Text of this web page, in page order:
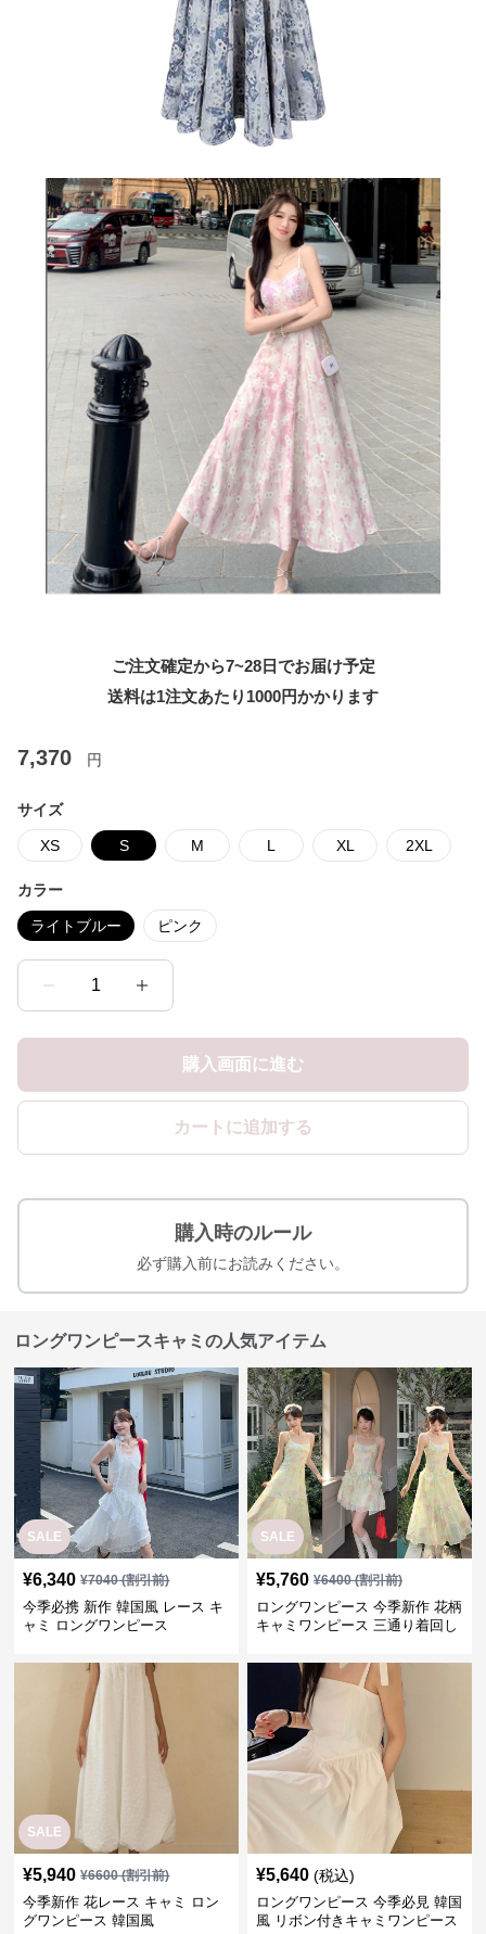
ご注文確定から7~28日でお届け予定
送料は1注文あたり 1000円かかります
7,370 円
サイズ
XS S M L XL 2XL
カラー
ライトブルー ピンク
1
購入画面に進む
カートに追加する
購入時のルール
必ず購入前にお読みください。
ロングワンピースキャミの人気アイテム
SALE
¥6,340 ¥7040(割引前)
今季必携 新作 韓国風 レース キ
ャミ ロングワンピース
SALE
¥5,760 ¥6400(割引前)
ロングワンピース 今季新作 花柄
キャミワンピース 三通り着回し
SALE
¥5,940 ¥6600(割引前)
今季新作 花レース キャミ ロン
グワンピース 韓国風
¥5,640 (税込)
ロングワンピース 今季必見 韓国
風 リボン付きキャミワンピース